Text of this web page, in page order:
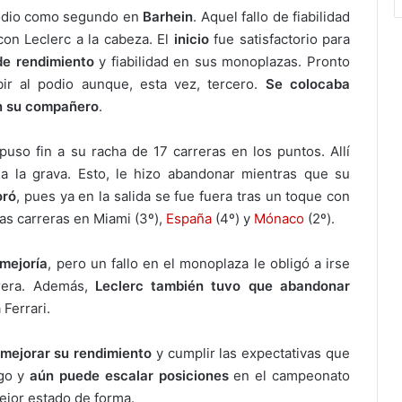
como segundo en Barhein. Aquel fallo de fiabilidad
Leclerc a la cabeza. El iniciofue satisfactorio para
rendimientoy fiabilidad en sus monoplazas. Pronto
al podio aunque, esta vez, tercero. Se colocaba
su compañero.
fin a su racha de 17 carreras en los puntos. Allí
grava. Esto, le hizo abandonar mientras que su
, pues ya en la salida se fue fuera tras un toque con
carreras en Miami (3º), España (4º) y Mónaco (2º).
, pero un fallo en el monoplaza le obligó a irse
Además, Leclerc también tuvo que abandonar
Ferrari.
su rendimiento y cumplir las expectativas que
yaún puede escalar posicionesen el campeonato
estado de forma.